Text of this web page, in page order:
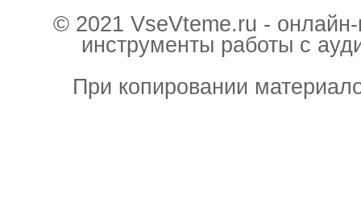
© 2021 VseVteme.ru -
инструменты работы с
При копировании